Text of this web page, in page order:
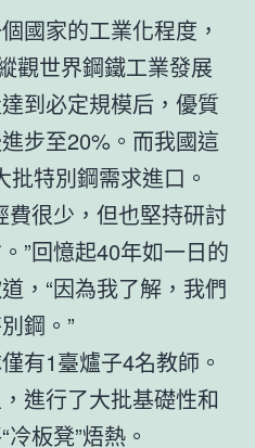
國家的工業化程度，
觀世界鋼鐵工業發展
到必定規模后，優質
步至20%。而我國這
特別鋼需求進口。
費很少，但也堅持研討
”回憶起40年如一日的
，“因為我了解，我們
鋼。”
有1臺爐子4名教師。
進行了大批基礎性和
板凳”焐熱。